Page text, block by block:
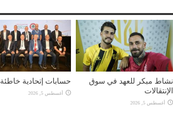
نشاط مبكر للعهد في سوق
الإنتقالات
أغسطس 5, 2026
حسابات إتحادية خاطئة
أغسطس 5, 2026